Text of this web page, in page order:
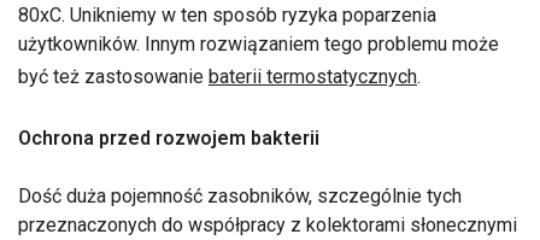
80xC. Unikniemy w ten sposób ryzyka poparzenia
użytkowników. Innym rozwiązaniem tego problemu może
być też zastosowanie baterii termostatycznych.
Ochrona przed rozwojem bakterii
Dość duża pojemność zasobników, szczególnie tych
przeznaczonych do współpracy z kolektorami słonecznymi